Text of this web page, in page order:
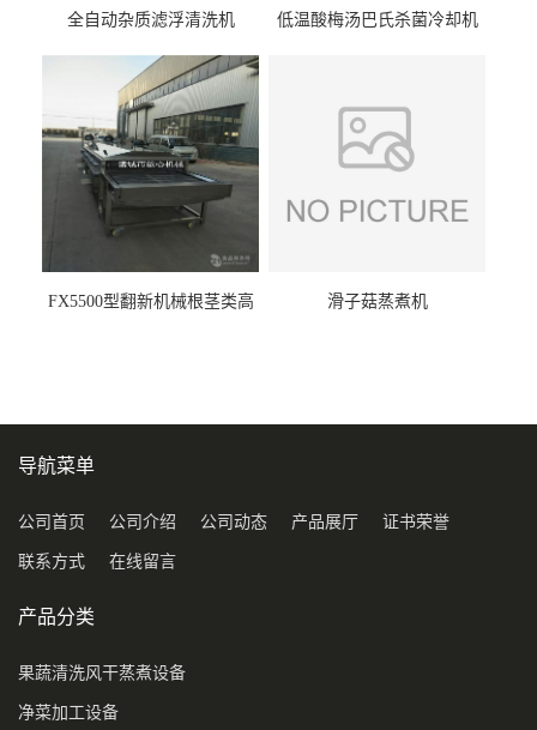
全自动杂质滤浮清洗机 低温酸梅汤巴氏杀菌冷却机
FX5500型翻新机械根茎类高
滑子菇蒸煮机
导航菜单
公司首页 公司介绍 公司动态 产品展厅 证书荣誉
联系方式 在线留言
产品分类
果蔬清洗风干蒸煮设备
净菜加工设备